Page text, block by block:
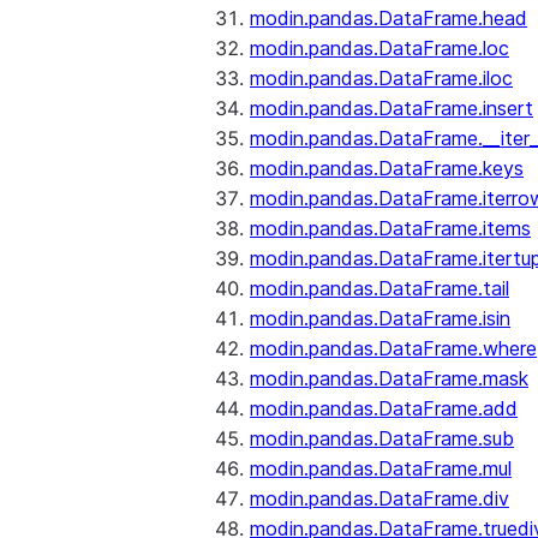
modin.pandas.DataFrame.head
modin.pandas.DataFrame.loc
modin.pandas.DataFrame.iloc
modin.pandas.DataFrame.insert
modin.pandas.DataFrame.__iter__
modin.pandas.DataFrame.keys
modin.pandas.DataFrame.items
modin.pandas.DataFrame.tail
modin.pandas.DataFrame.isin
modin.pandas.DataFrame.where
modin.pandas.DataFrame.mask
modin.pandas.DataFrame.add
modin.pandas.DataFrame.sub
modin.pandas.DataFrame.mul
modin.pandas.DataFrame.div